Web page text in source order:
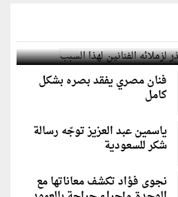
لزملائه الفنانين لهذا السبب
فنان مصري يفقد بصره بشكل
كامل
ياسمين عبد العزيز توجّه رسالة
شكر للسعودية
نجوى فؤاد تكشف معاناتها مع